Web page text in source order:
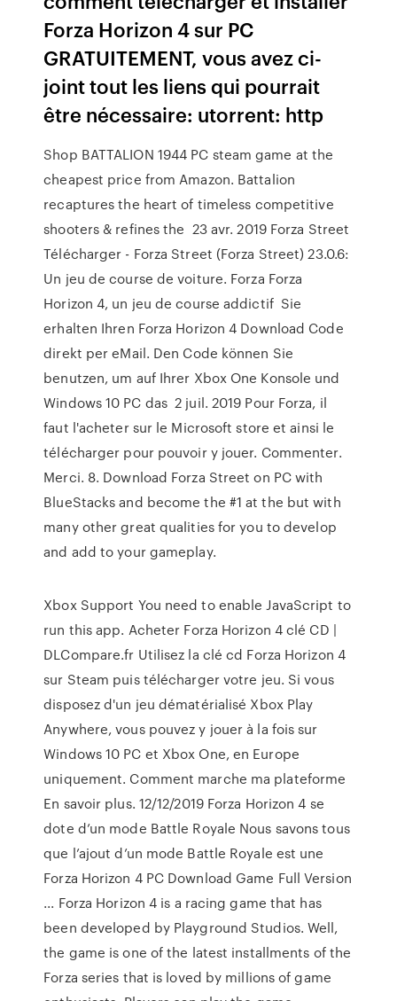
Forza Horizon 4 sur PC
GRATUITEMENT, vous avez ci-
joint tout les liens qui pourrait
être nécessaire: utorrent: http
Shop BATTALION 1944 PC steam game at the
cheapest price from Amazon. Battalion
recaptures the heart of timeless competitive
shooters & refines the 23 avr. 2019 Forza Street
Télécharger - Forza Street (Forza Street) 23.0.6:
Un jeu de course de voiture. Forza Forza
Horizon 4, un jeu de course addictif Sie
erhalten Ihren Forza Horizon 4 Download Code
direkt per eMail. Den Code können Sie
benutzen, um auf Ihrer Xbox One Konsole und
Windows 10 PC das 2 juil. 2019 Pour Forza, il
faut l'acheter sur le Microsoft store et ainsi le
télécharger pour pouvoir y jouer. Commenter.
Merci. 8. Download Forza Street on PC with
BlueStacks and become the #1 at the but with
many other great qualities for you to develop
and add to your gameplay.
Xbox Support You need to enable JavaScript to
run this app. Acheter Forza Horizon 4 clé CD |
DLCompare.fr Utilisez la clé cd Forza Horizon 4
sur Steam puis télécharger votre jeu. Si vous
disposez d'un jeu dématérialisé Xbox Play
Anywhere, vous pouvez y jouer à la fois sur
Windows 10 PC et Xbox One, en Europe
uniquement. Comment marche ma plateforme
En savoir plus. 12/12/2019 Forza Horizon 4 se
dote d’un mode Battle Royale Nous savons tous
que l’ajout d’un mode Battle Royale est une
Forza Horizon 4 PC Download Game Full Version
... Forza Horizon 4 is a racing game that has
been developed by Playground Studios. Well,
the game is one of the latest installments of the
Forza series that is loved by millions of game